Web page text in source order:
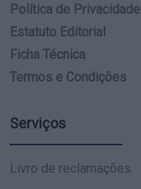
Política de Privacidade
Estatuto Editorial
Ficha Técnica
Termos e Condições
Serviços
Livro de reclamações